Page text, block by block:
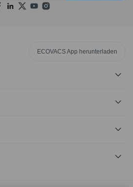
ECOVACS App herunterladen